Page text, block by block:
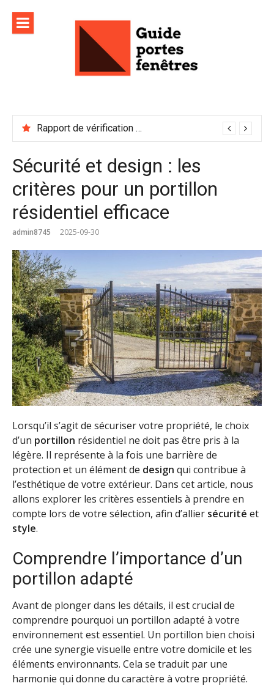
contenu
Rapport de vérification sécurité : à conserver précieusement
Sécurité et design : les
critères pour un portillon
résidentiel efficace
admin8745 2025-09-30
Lorsqu’il s’agit de sécuriser votre propriété, le choix
d’un portillon résidentiel ne doit pas être pris à la
légère. Il représente à la fois une barrière de
protection et un élément de design qui contribue à
l’esthétique de votre extérieur. Dans cet article, nous
allons explorer les critères essentiels à prendre en
compte lors de votre sélection, afin d’allier sécurité et
style.
Comprendre l’importance d’un
portillon adapté
Avant de plonger dans les détails, il est crucial de
comprendre pourquoi un portillon adapté à votre
environnement est essentiel. Un portillon bien choisi
crée une synergie visuelle entre votre domicile et les
éléments environnants. Cela se traduit par une
harmonie qui donne du caractère à votre propriété.